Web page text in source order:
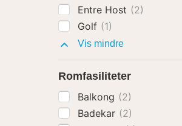
Entre Host (2)
Golf (1)
Vis mindreFasiliteter
Romfasiliteter
Balkong (2)
Badekar (2)